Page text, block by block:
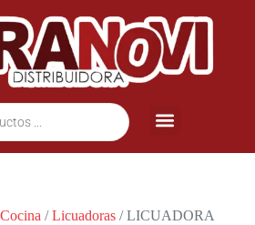
/Licuadoras/ LICUADORA